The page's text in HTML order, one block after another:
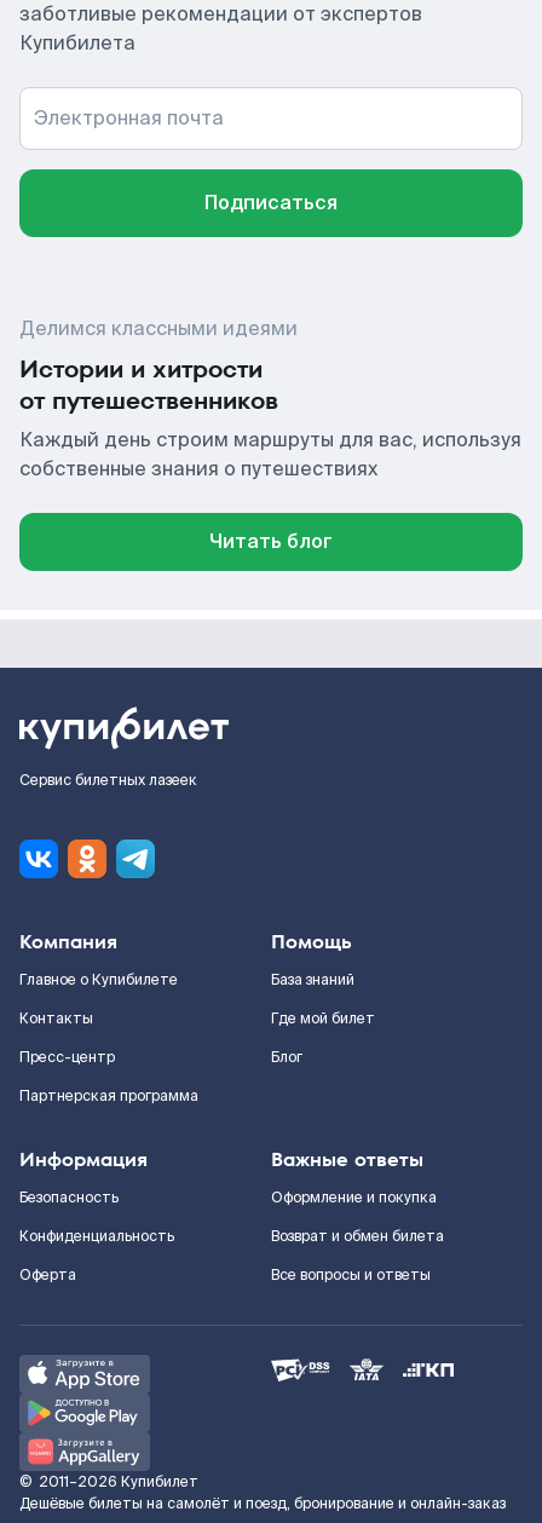
заботливые рекомендации от экспертов
Купибилета
Электронная почта
Подписаться
Делимся классными идеями
Истории и хитрости
от путешественников
Каждый день строим маршруты для вас, используя
собственные знания о путешествиях
Читать блог
Сервис билетных лазеек
Компания
Главное о Купибилете
Контакты
Пресс-центр
Партнерская программа
Помощь
База знаний
Где мой билет
Блог
Информация
Безопасность
Конфиденциальность
Оферта
Важные ответы
Оформление и покупка
Возврат и обмен билета
Все вопросы и ответы
© 2011–2026 Купибилет
Дешёвые билеты на самолёт и поезд, бронирование и онлайн-заказ